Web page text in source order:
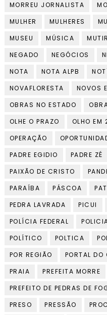
MORREU JORNALISTA
MULHER
MULHERES
MUSEU
MÚSICA
NEGADO
NEGÓCIOS
NOTA
NOTA ALPB
NOVAFLORESTA
NOVOS
OBRAS NO ESTADO
OLHE O PRAZO
OLHO EM
OPERAÇÃO
PADRE EGIDIO
PADRE ZÉ
PAIXÃO DE CRISTO
PARAÍBA
PÁSCOA
PEDRA LAVRADA
PICUI
POLÍCIA FEDERAL
POLÍTICO
POLTICA
POR REGIÃO
PORTAL DO
PRAIA
PREFEITA MORRE
PREFEITO DE PEDRAS DE
PRESO
PRESSÃO